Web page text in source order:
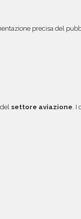
precisa del
settore aviazione .